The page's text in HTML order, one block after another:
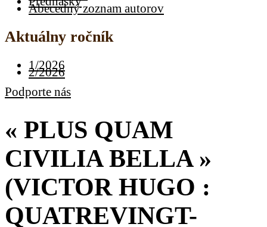
Abecedný zoznam autorov
Aktuálny ročník
1/2026
2/2026
Podporte nás
« PLUS QUAM
CIVILIA BELLA »
(VICTOR HUGO :
QUATREVINGT-